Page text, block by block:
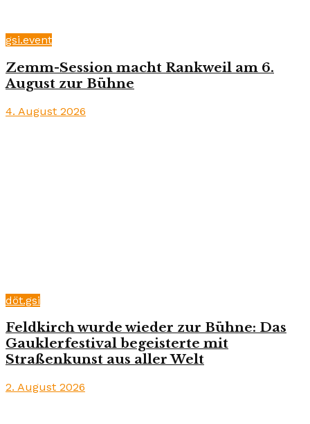
gsi.event
Zemm-Session macht Rankweil am 6.
August zur Bühne
4. August 2026
döt.gsi
Feldkirch wurde wieder zur Bühne: Das
Gauklerfestival begeisterte mit
Straßenkunst aus aller Welt
2. August 2026